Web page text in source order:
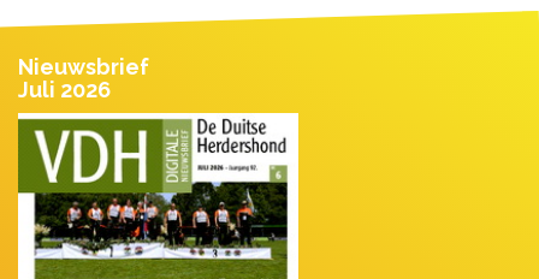
Nieuwsbrief
Juli 2026